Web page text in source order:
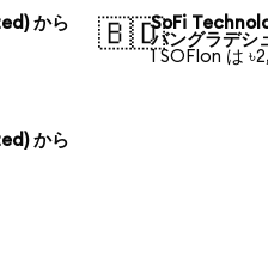
から
🇧🇩SoFi
バングラデシ
1 SOFIon は
から